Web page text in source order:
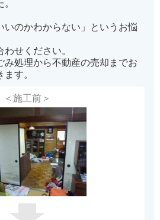
いのかわからない」というお悩
せください。
み処理から不動産の売却までお
す。
＜施工前＞